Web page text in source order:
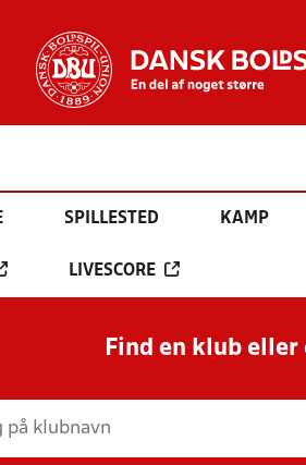
SPILLESTED KAMP
LIVESCORE
Find en klub eller